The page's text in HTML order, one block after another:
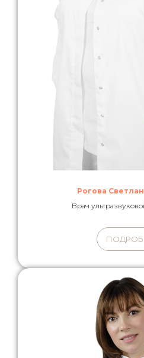
Рогова
Врач